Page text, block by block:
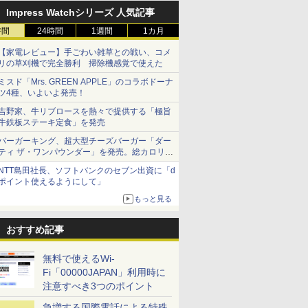
Impress Watchシリーズ 人気記事
24時間 1週間 1カ月
家電レビュー】手ごわい雑草との戦い、コメ
の草刈機で完全勝利 掃除機感覚で使えた
スド「Mrs. GREEN APPLE」のコラボドーナ
4種、いよいよ発売！
野家、牛リブロースを熱々で提供する「極旨
鉄板ステーキ定食」を発売
ーガーキング、超大型チーズバーガー「ダー
ィ ザ・ワンパウンダー」を発売。総カロリー
1656kcal、総重量約527g！
島田社長、ソフトバンクのセブン出資に「d
イント使えるようにして」
もっと見る
おすすめ記事
無料で使えるWi-
Fi「00000JAPAN」利用時に
注意すべき3つのポイント